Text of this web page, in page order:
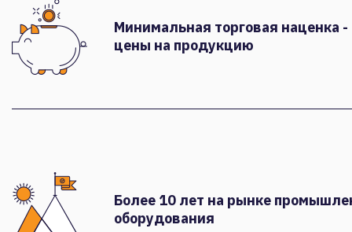
Минимальная торговая наценка
цены на продукцию
Более 10 лет на рынке
оборудования